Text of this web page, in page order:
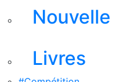
Nouvelle
Livres